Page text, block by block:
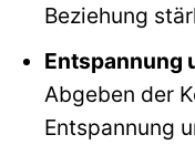
Beziehung
Entspannung
Abgeben der
Entspannung